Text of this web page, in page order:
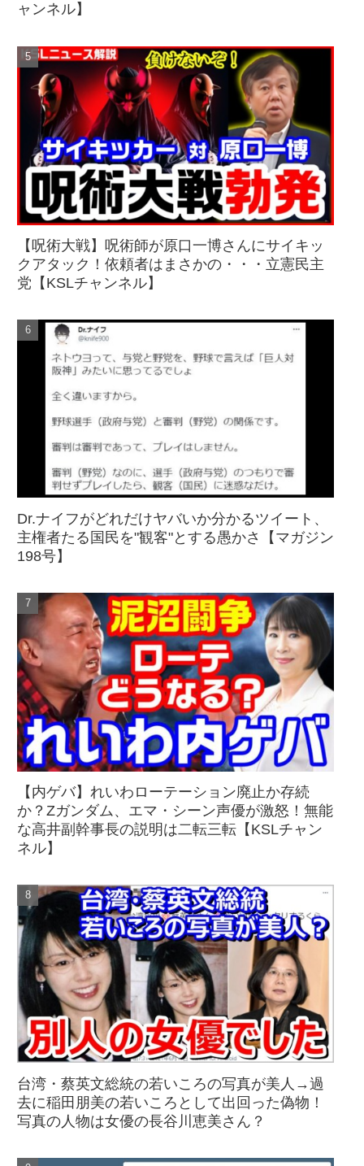
ャンネル】
【呪術大戦】呪術師が原口一博さんにサイキッ
クアタック！依頼者はまさかの・・・立憲民主
党【KSLチャンネル】
Dr.ナイフがどれだけヤバいか分かるツイート、
主権者たる国民を"観客"とする愚かさ【マガジン
198号】
【内ゲバ】れいわローテーション廃止か存続
か？Zガンダム、エマ・シーン声優が激怒！無能
な高井副幹事長の説明は二転三転【KSLチャン
ネル】
台湾・蔡英文総統の若いころの写真が美人→過
去に稲田朋美の若いころとして出回った偽物！
写真の人物は女優の長谷川恵美さん？